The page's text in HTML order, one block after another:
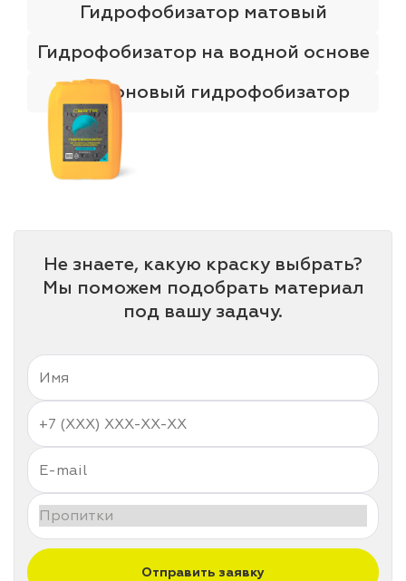
Гидрофобизатор матовый
Гидрофобизатор на водной основе
Силиконовый гидрофобизатор
Не знаете, какую краску выбрать?
Мы поможем подобрать материал
под вашу задачу.
Отправить заявку